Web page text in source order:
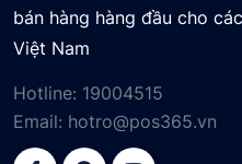
bán hàng hàng đầu cho
Việt Nam
Hotline: 19004515
Email: hotro@pos365.vn